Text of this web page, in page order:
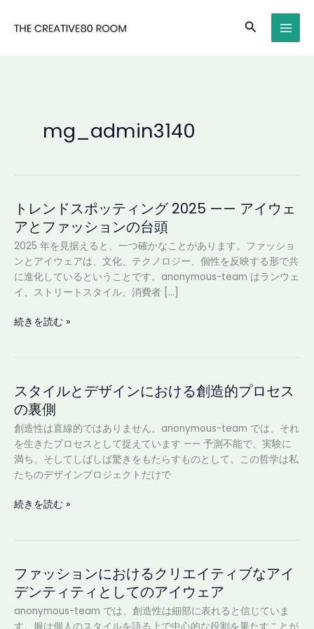
検
mg_admin3140
トレンドスポッティング 2025 —— アイウェ
アとファッションの台頭
2025 年を見据えると、一つ確かなことがあります。ファッショ
ンとアイウェアは、文化、テクノロジー、個性を反映する形で共
に進化しているということです。anonymous-team はランウェ
イ、ストリートスタイル、消費者 […]
ト
レ
ン
ド
ス
ポ
ッ
テ
ィ
グ
——
ア
イ
ウ
ェ
ア
と
フ
ン
の
台
頭
続きを読む »
スタイルとデザインにおける創造的プロセス
の裏側
創造性は直線的ではありません。anonymous-team では、それ
を生きたプロセスとして捉えています —— 予測不能で、実験に
満ち、そしてしばしば驚きをもたらすものとして。この哲学は私
たちのデザインプロジェクトだけで
ス
タ
イ
ル
と
デ
ザ
イ
ン
お
る
創
的
続きを読む »
ファッションにおけるクリエイティブなアイ
デンティティとしてのアイウェア
anonymous-team では、創造性は細部に表れると信じていま
フ
ァ
ッ
シ